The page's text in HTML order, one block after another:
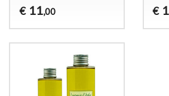
€ 11,00
€